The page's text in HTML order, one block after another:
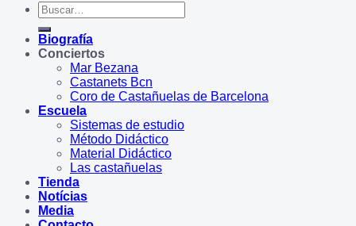
Buscar
por:
Biografía
Conciertos
Mar Bezana
Castanets Bcn
Coro de Castañuelas de Barcelona
Escuela
Sistemas de estudio
Método Didáctico
Material Didáctico
Las castañuelas
Tienda
Notícias
Media